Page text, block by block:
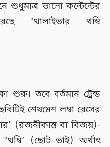
শুধুমাত্র ভালো কন্টেন্টের
‘থালাইভার থম্বি
শুরু। তবে বর্তমান ট্রেন্ড
শেষমেশ লম্বা রেসের
(রজনীকান্ত বা বিজয়)-
(ছোট ভাই) অর্থাৎ